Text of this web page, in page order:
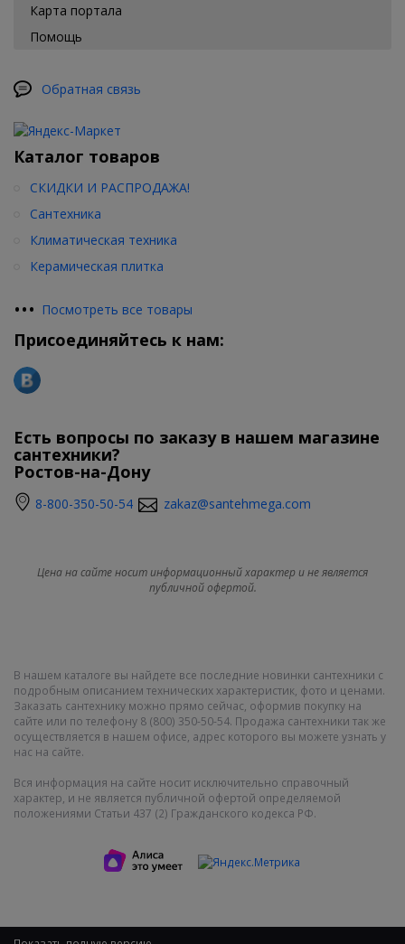
Карта портала
Помощь
Обратная связь
Каталог товаров
СКИДКИ И РАСПРОДАЖА!
Сантехника
Климатическая техника
Керамическая плитка
••• Посмотреть все товары
Присоединяйтесь к нам:
Есть вопросы по заказу в нашем магазине
сантехники?
Ростов-на-Дону
8-800-350-50-54 zakaz@santehmega.com
Цена на сайте носит информационный характер и не является
публичной офертой.
В нашем каталоге вы найдете все последние новинки сантехники с
подробным описанием технических характеристик, фото и ценами.
Заказать сантехнику можно прямо сейчас, оформив покупку на
сайте или по телефону 8 (800) 350-50-54. Продажа сантехники так же
осуществляется в нашем офисе, адрес которого вы можете узнать у
нас на сайте.
Вся информация на сайте носит исключительно справочный
характер, и не является публичной офертой определяемой
положениями Статьи 437 (2) Гражданского кодекса РФ.